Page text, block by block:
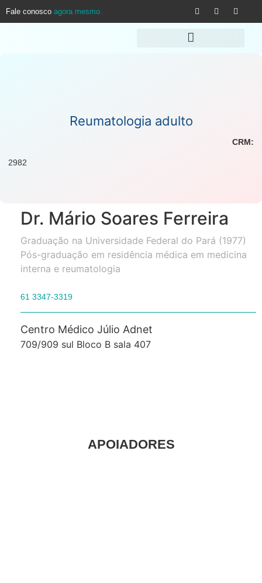
Fale conosco agora mesmo.
Reumatologia adulto
CRM:
2982
Dr. Mário Soares Ferreira
Graduação na Universidade Federal do Pará (1977)
Pós-graduação em residência médica em medicina
interna e reumatologia
61 3347-3319
Centro Médico Júlio Adnet
709/909 sul Bloco B sala 407
APOIADORES